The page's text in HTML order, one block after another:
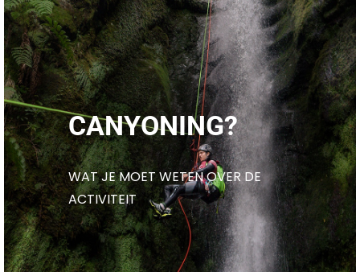
CANYONING?
WAT JE MOET WETEN OVER DE
ACTIVITEIT